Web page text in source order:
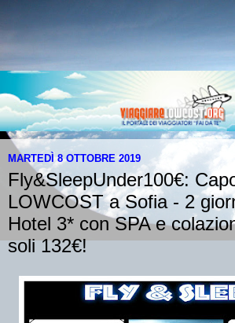
MARTEDÌ 8 OTTOBRE 2019
Fly&SleepUnder100€:
LOWCOST a Sofia - 2
Hotel 3* con SPA e
soli 132€!